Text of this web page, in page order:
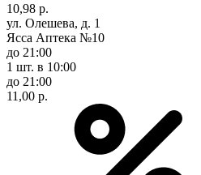
10,98 р.
ул. Олешева, д. 1
Ясса Аптека №10
до 21:00
1 шт. в 10:00
до 21:00
11,00 р.